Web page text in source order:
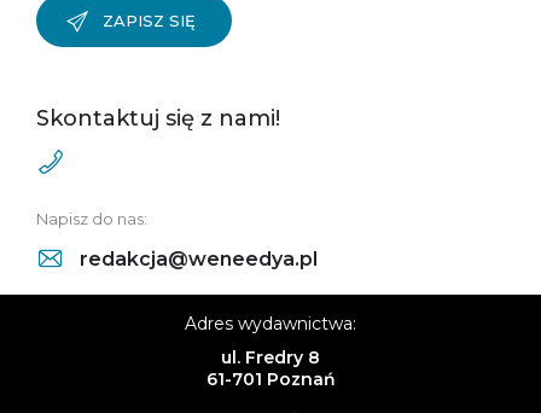
ZAPISZ SIĘ
Skontaktuj się z nami!
Napisz do nas:
redakcja@weneedya.pl
Adres wydawnictwa:
ul. Fredry 8
61-701 Poznań